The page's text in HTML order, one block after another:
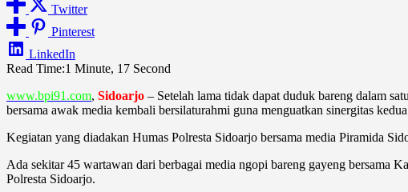
Twitter
Pinterest
LinkedIn
Read Time:1 Minute, 17 Second
www.bpi91.com, Sidoarjo – Setelah lama tidak dapat duduk bareng dalam
bersama awak media kembali bersilaturahmi guna menguatkan sinergitas
Kegiatan yang diadakan Humas Polresta Sidoarjo bersama media Piramida
Ada sekitar 45 wartawan dari berbagai media ngopi bareng gayeng bersama
Polresta Sidoarjo.